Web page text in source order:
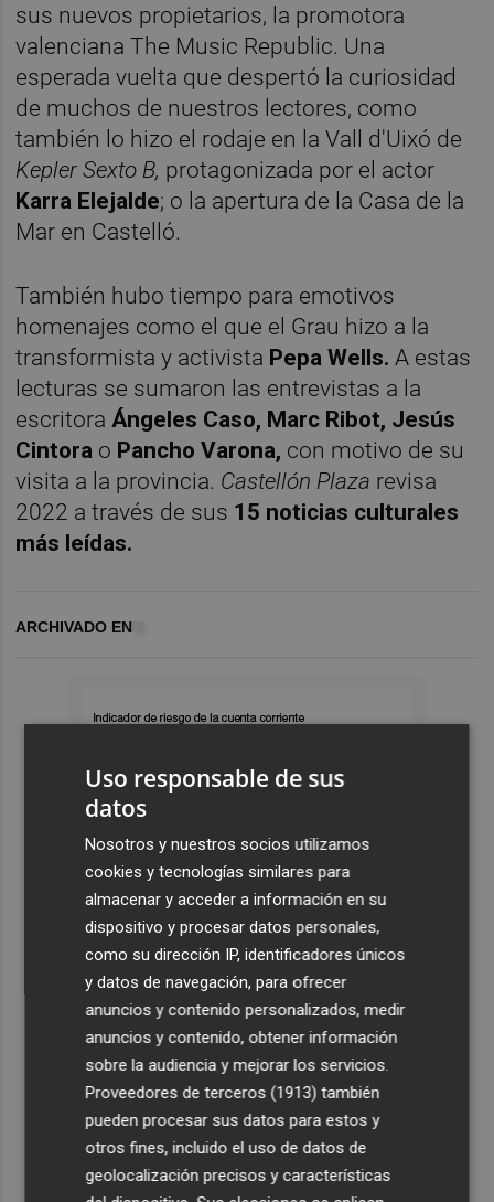
sus nuevos propietarios, la promotora
valenciana The Music Republic. Una
esperada vuelta que despertó la curiosidad
de muchos de nuestros lectores, como
también lo hizo el rodaje en la Vall d'Uixó de
Kepler Sexto B, protagonizada por el actor
Karra Elejalde; o la apertura de la Casa de la
Mar en Castelló.
También hubo tiempo para emotivos
homenajes como el que el Grau hizo a la
transformista y activista Pepa Wells. A estas
lecturas se sumaron las entrevistas a la
escritora Ángeles Caso, Marc Ribot, Jesús
Cintora o Pancho Varona, con motivo de su
visita a la provincia. Castellón Plaza revisa
2022 a través de sus 15 noticias culturales
más leídas.
ARCHIVADO EN
Uso responsable de sus
datos
Nosotros y nuestros socios utilizamos
cookies y tecnologías similares para
almacenar y acceder a información en su
dispositivo y procesar datos personales,
como su dirección IP, identificadores únicos
y datos de navegación, para ofrecer
anuncios y contenido personalizados, medir
anuncios y contenido, obtener información
sobre la audiencia y mejorar los servicios.
Proveedores de terceros (1913) también
pueden procesar sus datos para estos y
otros fines, incluido el uso de datos de
geolocalización precisos y características